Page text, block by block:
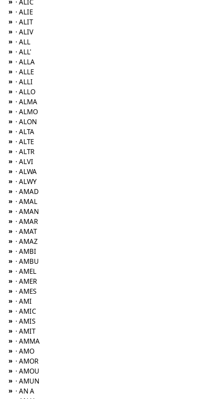
· ALIC
» · ALIE
» · ALIT
» · ALIV
» · ALL
» · ALL'
» · ALLA
» · ALLE
» · ALLI
» · ALLO
» · ALMA
» · ALMO
» · ALON
» · ALTA
» · ALTE
» · ALTR
» · ALVI
» · ALWA
» · ALWY
» · AMAD
» · AMAL
» · AMAN
» · AMAR
» · AMAT
» · AMAZ
» · AMBI
» · AMBU
» · AMEL
» · AMER
» · AMES
» · AMI
» · AMIC
» · AMIS
» · AMIT
» · AMMA
» · AMO
» · AMOR
» · AMOU
» · AMUN
» · AN A